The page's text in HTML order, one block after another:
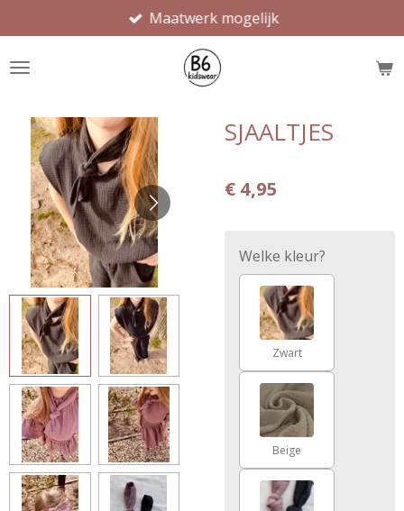
direct
naar
Maatwerk mogelijk
SJAALTJES
€ 4,95
Welke kleur?
Zwart
Beige